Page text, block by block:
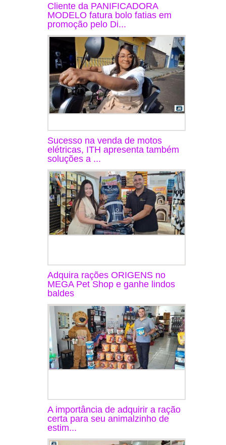
Cliente da PANIFICADORA
MODELO fatura bolo fatias em
promoção pelo Di...
Sucesso na venda de motos
elétricas, ITH apresenta também
soluções a ...
Adquira rações ORIGENS no
MEGA Pet Shop e ganhe lindos
baldes
A importância de adquirir a ração
certa para seu animalzinho de
estim...